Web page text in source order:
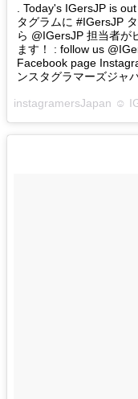
. Today's IGersJP is
タグラムに #IGersJP
ら @IGersJP 担当者が
ます！ : follow us
Facebook page
ンスタグラマーズジャ